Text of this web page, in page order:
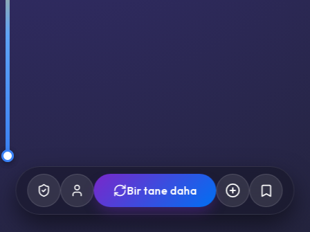
Bir tane daha